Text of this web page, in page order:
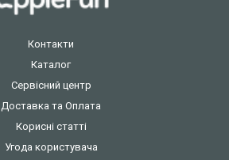
Контакти
Каталог
Сервісний центр
Доставка та Оплата
Корисні статті
Угода користувача